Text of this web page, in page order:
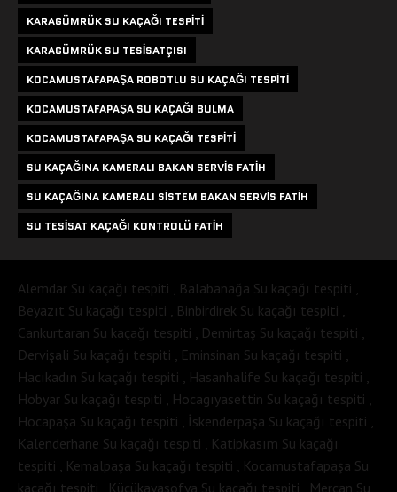
KARAGÜMRÜK SU KAÇAĞI TESPITI
KARAGÜMRÜK SU TESISATÇISI
KOCAMUSTAFAPAŞA ROBOTLU SU KAÇAĞI TESPITI
KOCAMUSTAFAPAŞA SU KAÇAĞI BULMA
KOCAMUSTAFAPAŞA SU KAÇAĞI TESPITI
SU KAÇAĞINA KAMERALI BAKAN SERVIS FATIH
SU KAÇAĞINA KAMERALI SISTEM BAKAN SERVIS FATIH
SU TESISAT KAÇAĞI KONTROLÜ FATIH
Alemdar Su kaçağı tespiti , Balabanağa Su kaçağı tespiti ,
Beyazıt Su kaçağı tespiti , Binbirdirek Su kaçağı tespiti ,
Cankurtaran Su kaçağı tespiti , Demirtaş Su kaçağı tespiti ,
Dervişali Su kaçağı tespiti , Eminsinan Su kaçağı tespiti ,
Hacıkadın Su kaçağı tespiti , Hasanhalife Su kaçağı tespiti ,
Hobyar Su kaçağı tespiti , Hocagıyasettin Su kaçağı tespiti ,
Hocapaşa Su kaçağı tespiti , İskenderpaşa Su kaçağı tespiti ,
Kalenderhane Su kaçağı tespiti , Katipkasım Su kaçağı
tespiti , Kemalpaşa Su kaçağı tespiti , Kocamustafapaşa Su
kaçağı tespiti , Küçükayasofya Su kaçağı tespiti , Mercan Su